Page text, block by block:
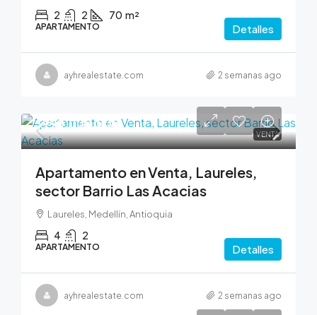
2 2 70 m²
APARTAMENTO Detalles
ayhrealestate.com 2 semanas ago
VENTA
$990,000,000
Apartamento en Venta, Laureles,
sector Barrio Las Acacias
Laureles, Medellín, Antioquia
4 2
APARTAMENTO Detalles
ayhrealestate.com 2 semanas ago